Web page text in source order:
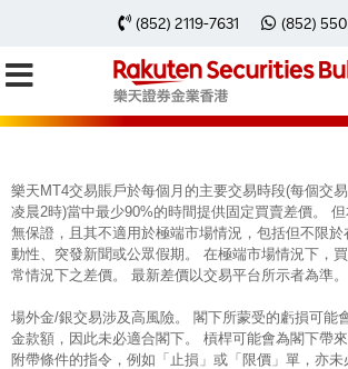
(852) 2119-7631 (852)
每周黃金分析
樂天MT4交易賬戶於每個月的主要交易時段(每個交
凌晨2時)當中最少90%的時間提供固定買賣差價。
無保證，且其不適用於極端市場情況，包括但不限
動性、突發新聞或公眾假期。 在極端市場情況下，
常情況下之差價。 最新差價以交易平台所示者為準。
場外金/銀交易涉及高風險。 閣下所蒙受的虧損可能
金款額，因此未必適合閣下。 槓桿可能會為閣下帶
附帶條件的指令，例如「止損」或「限價」單，亦